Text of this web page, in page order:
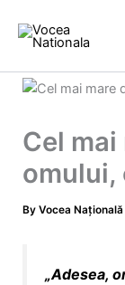
content
Cel mai
omului,
By Vocea Națională
„Adesea,